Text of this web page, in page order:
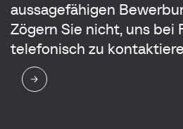
aussagefähigen
Zögern Sie nicht, uns bei
telefonisch zu